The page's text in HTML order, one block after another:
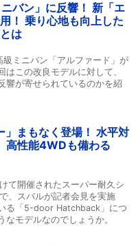
バン」に反響！ 新「エ
！ 乗り心地も向上した
は
ミニバン「アルファード」が
この改良モデルに対して、
響が寄せられているのかを紹
」まもなく登場！ 水平対
高性能4WDも備わる
て開催されたスーパー耐久シ
、スバルが記者会見を実施
る「5-door Hatchback」につ
モデルなのでしょうか。